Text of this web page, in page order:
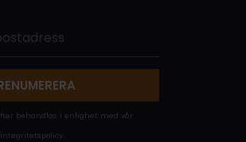
behandlas i enlighet med vår
integritetspolicy.